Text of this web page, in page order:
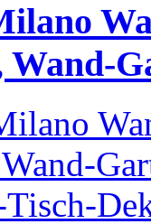
Wand-